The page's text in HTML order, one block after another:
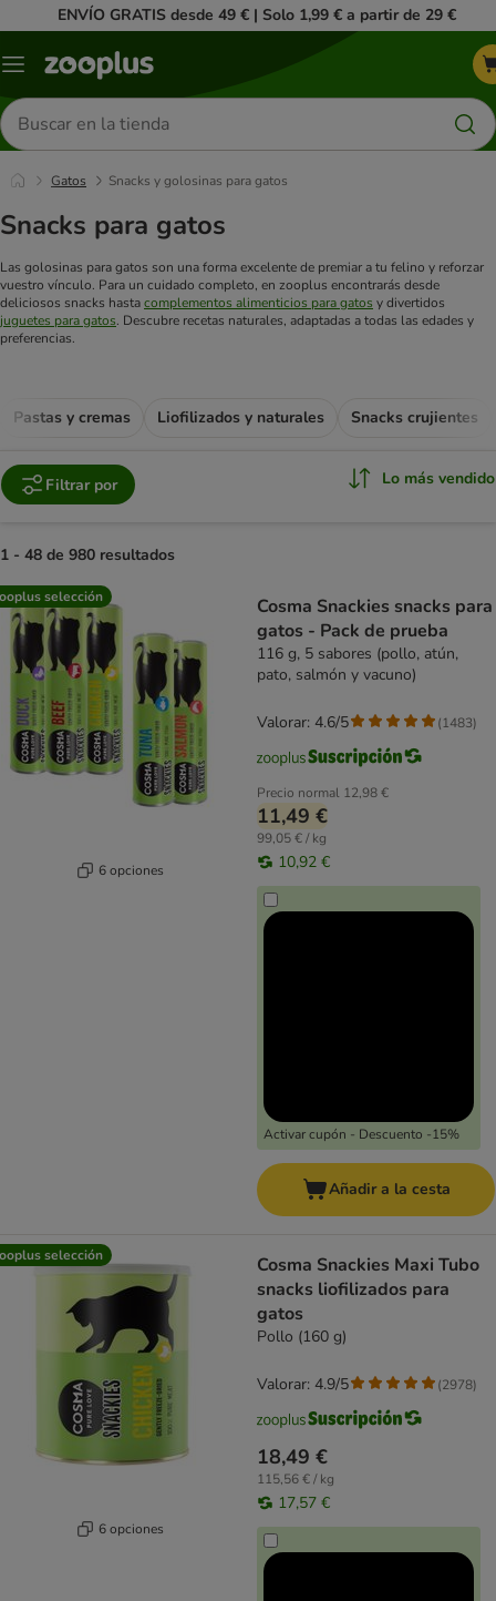
ENVÍO GRATIS desde 49 € | Solo 1,99 € a partir de 29 €
Menú
Buscar
productos
Gatos Snacks y golosinas para gatos
Snacks para gatos
Las golosinas para gatos son una forma excelente de premiar a tu felino y reforzar
vuestro vínculo. Para un cuidado completo, en zooplus encontrarás desde
deliciosos snacks hastacomplementos alimenticios para gatos y divertidos
juguetes para gatos. Descubre recetas naturales, adaptadas a todas las edades y
preferencias.
Pastas y cremas Liofilizados y naturales Snacks crujientes
Filtrar por Lo más vendido
1 - 48 de 980 resultados
product items have been changed
selección
6 opciones
Cosma Snackies snacks para
gatos - Pack de prueba
116 g, 5 sabores (pollo, atún,
pato, salmón y vacuno)
Precio normal 12,98 €
11,49 €
99,05 € / kg
10,92 €
Activar cupón - Descuento -15%
Valorar: 4.6/5 (1483)
Añadir a la cesta
selección
6 opciones
Cosma Snackies Maxi Tubo
snacks liofilizados para
gatos
Pollo (160 g)
18,49 €
115,56 € / kg
17,57 €
Valorar: 4.9/5 (2978)